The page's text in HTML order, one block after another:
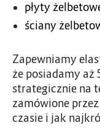
płyty
ściany
Zapewniamy
że posiadamy aż
strategicznie na
zamówione
czasie i jak